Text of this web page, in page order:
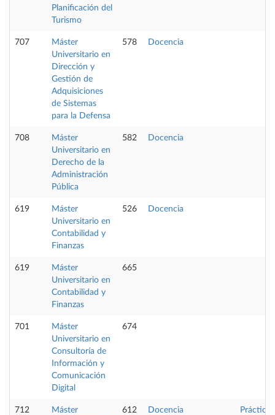
Planificación del
Turismo
707
Máster
Universitario en
Dirección y
Gestión de
Adquisiciones
de Sistemas
para la Defensa
578 Docencia
708
Máster
Universitario en
Derecho de la
Administración
Pública
582 Docencia
619
Máster
Universitario en
Contabilidad y
Finanzas
526 Docencia
619
Máster
Universitario en
Contabilidad y
Finanzas
665
701
Máster
Universitario en
Consultoría de
Información y
Comunicación
Digital
674
712
Máster
612 Docencia Prácticas